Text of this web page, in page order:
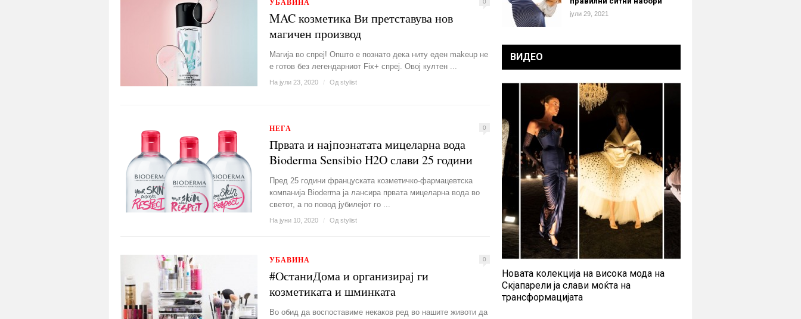
УБАВИНА 0
MAC козметика Ви претставува нов
магичен производ
Магија во спреј! Општо е познато дека ниту еден makeup не
е готов без легендарниот Fix+ спреј. Овој култен ...
На јули 23, 2020 / Од stylist
НЕГА 0
Првата и најпознатата мицеларна вода
Bioderma Sensibio H2O слави 25 години
Пред 25 години француската козметичкo-фармацевтска
компанија Bioderma ја лансира првата мицеларна вода во
светот, а по повод јубилејот го ...
На јуни 10, 2020 / Од stylist
УБАВИНА 0
#ОстаниДома и организирај ги
козметиката и шминката
Во обид да воспоставиме некаков ред во нашите животи да
јули 29, 2021
ВИДЕО
Новата колекција на висока мода на
Скјапарели ја слави моќта на
трансформацијата